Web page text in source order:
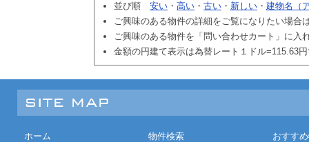
並び順 安い ・ 高い ・ 古い ・ 新しい ・ 建物名（
ご興味のある物件の詳細をご覧になりたい場合
ご興味のある物件を「問い合わせカート」に入
金額の円建て表示は為替レート１ドル=115.63
ホーム 物件検索 おすす